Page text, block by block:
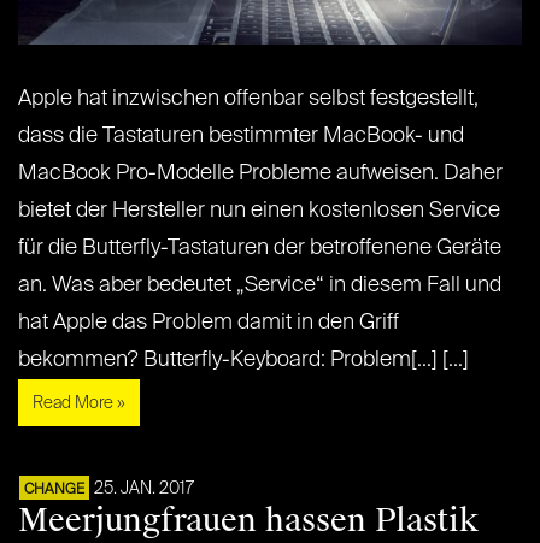
Apple hat inzwischen offenbar selbst festgestellt,
dass die Tastaturen bestimmter MacBook- und
MacBook Pro-Modelle Probleme aufweisen. Daher
bietet der Hersteller nun einen kostenlosen Service
für die Butterfly-Tastaturen der betroffenene Geräte
an. Was aber bedeutet „Service“ in diesem Fall und
hat Apple das Problem damit in den Griff
bekommen? Butterfly-Keyboard: Problem[...] [...]
Read More »
CHANGE 25. JAN. 2017
Meerjungfrauen hassen Plastik